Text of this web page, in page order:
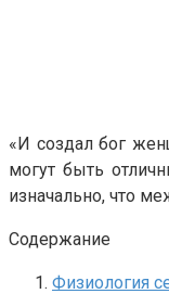
«И создал бог
могут быть
изначально, что
Содержание
Физиология